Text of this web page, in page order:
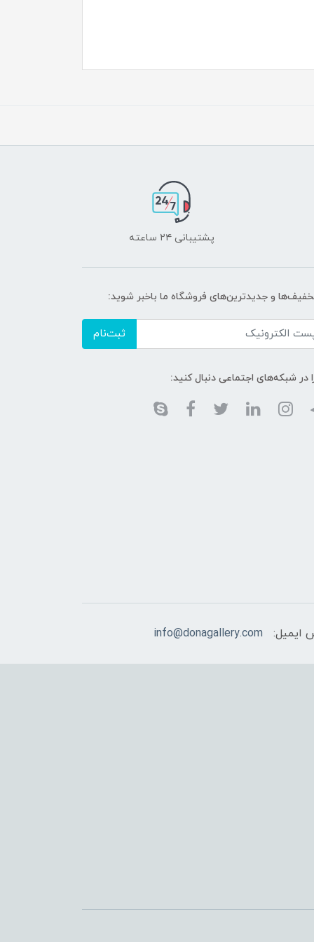
پشتیبانی ۲۴ ساعته
و جدیدترین‌های فروشگاه ما باخبر شوید:
ثبت‌نام
در شبکه‌های اجتماعی دنبال کنید:
ایمیل: info@donagallery.com